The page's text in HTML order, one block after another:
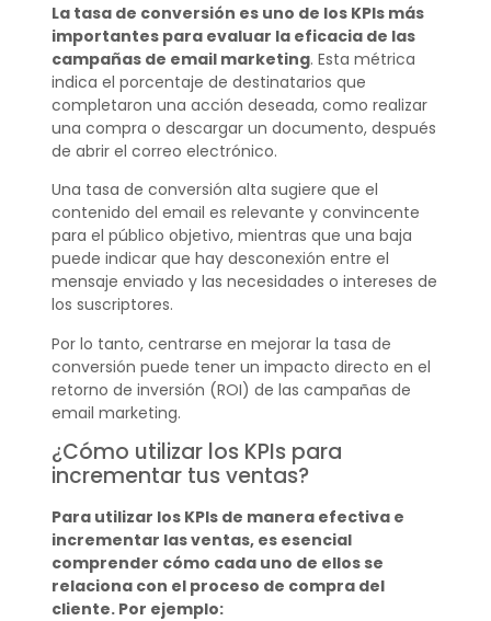
La tasa de conversión es uno de los KPIs más
importantes para evaluar la eficacia de las
campañas de email marketing. Esta métrica
indica el porcentaje de destinatarios que
completaron una acción deseada, como realizar
una compra o descargar un documento, después
de abrir el correo electrónico.
Una tasa de conversión alta sugiere que el
contenido del email es relevante y convincente
para el público objetivo, mientras que una baja
puede indicar que hay desconexión entre el
mensaje enviado y las necesidades o intereses de
los suscriptores.
Por lo tanto, centrarse en mejorar la tasa de
conversión puede tener un impacto directo en el
retorno de inversión (ROI) de las campañas de
email marketing.
¿Cómo utilizar los KPIs para
incrementar tus ventas?
Para utilizar los KPIs de manera efectiva e
incrementar las ventas, es esencial
comprender cómo cada uno de ellos se
relaciona con el proceso de compra del
cliente. Por ejemplo: